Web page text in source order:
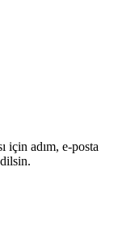
için adım, e-posta